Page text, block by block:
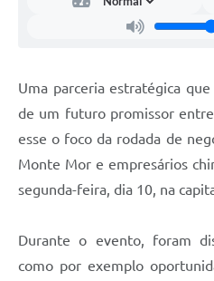
Uma parceria estratégica
de um futuro promissor
esse o foco da rodada de
Monte Mor e empresários
segunda-feira, dia 10, na
Durante o evento, foram
como por exemplo